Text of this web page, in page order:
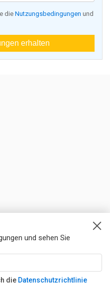
die Nutzungsbedingungen und
erhalten
und sehen Sie
die Datenschutzrichtlinie